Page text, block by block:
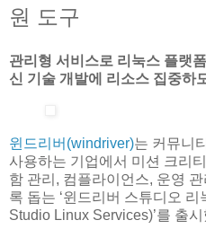
원 도구
관리형 서비스로 리눅스 플랫
신 기술 개발에 리소스 집중하
윈드리버(windriver)는 커뮤니
사용하는 기업에서 미션 크리
함 관리, 컴플라이언스, 운영
록 돕는 ‘윈드리버 스튜디오
Studio Linux Services)’를 출시